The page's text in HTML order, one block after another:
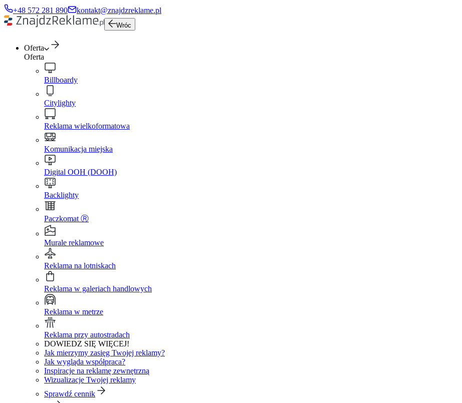
+48 572 281 890 kontakt@znajdzreklame.pl
Wróc
Oferta
Oferta
Billboardy
Citylighty
Reklama wielkoformatowa
Komunikacja miejska
Digital OOH (DOOH)
Backlighty
Paczkomat Ⓡ
Murale reklamowe
Reklama na lotniskach
Reklama w galeriach handlowych
Reklama w metrze
Reklama przy autostradach
DOWIEDZ SIĘ WIĘCEJ!
Jak mierzymy zasięg Twojej reklamy?
Jak wygląda współpraca?
Inspiracje na reklamę zewnętrzną
Wizualizacje Twojej reklamy
Sprawdź cennik